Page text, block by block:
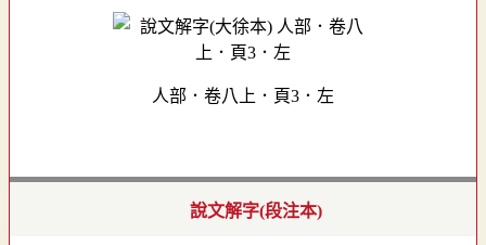
人部．卷八上．頁3．左
說文解字(段注本)